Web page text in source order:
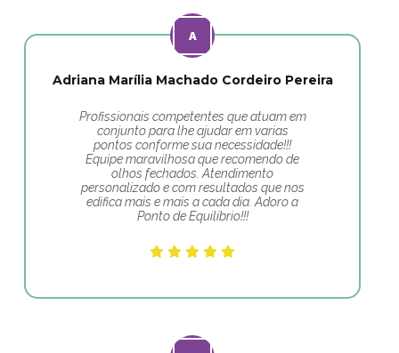
Adriana Marília Machado Cordeiro Pereira
Profissionais competentes que atuam em
conjunto para lhe ajudar em varias
pontos conforme sua necessidade!!!
Equipe maravilhosa que recomendo de
olhos fechados. Atendimento
personalizado e com resultados que nos
edifica mais e mais a cada dia. Adoro a
Ponto de Equilíbrio!!!